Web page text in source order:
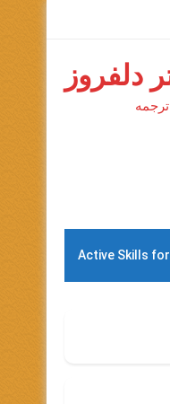
دلفروز
Active Skills